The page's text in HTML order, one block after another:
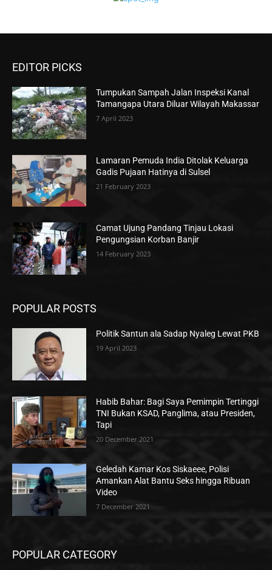
EDITOR PICKS
Tumpukan Sampah Jalan Inspeksi Kanal
Tamangapa Utara Diluar Wilayah Makassar
7 April 2023
Lamaran Pemuda India Ditolak Keluarga
Gadis Pujaan Hatinya di Sulsel
21 February 2023
Camat Ujung Pandang Tinjau Lokasi
Pengungsian Korban Banjir
14 February 2023
POPULAR POSTS
Politik Santun ala Sadap Nyaleg Lewat PKB
19 April 2023
Habib Bahar: Bagi Saya Pemimpin Tertinggi
TNI Bukan KSAD, Panglima, atau Presiden,
Tapi
20 December 2021
Geledah Kamar Kos Siskaeee, Polisi
Amankan Alat Bantu Seks hingga Ribuan
Video
7 December 2021
POPULAR CATEGORY